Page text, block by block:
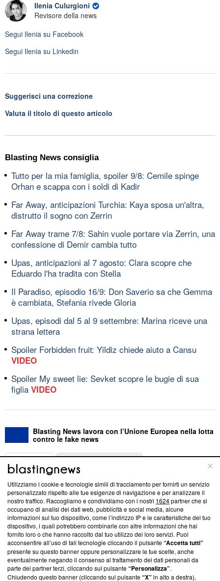
Ilenia Culurgioni
Revisore della news
Segui Ilenia su Facebook
Segui Ilenia su Linkedin
Suggerisci una correzione
Valuta il titolo di questo articolo
Blasting News consiglia
Tutto per la mia famiglia, spoiler 9/8: Cemile spinge
Orhan e scappa con i soldi di Kadir
Far Away, anticipazioni Turchia: Kaya sposa un'altra,
distrutto il sogno con Zerrin
Far Away trame 7/8: Sahin vuole portare via Zerrin, una
confessione di Demir cambia tutto
Upas, anticipazioni al 7 agosto: Clara scopre che
Eduardo l'ha tradita con Stella
Il Paradiso, episodio 16/9: Don Saverio sa che Gemma
è cambiata, Stefania rivede Gloria
Upas, episodi dal 5 al 9 settembre: Marina riceve una
strana lettera
Spoiler Forbidden fruit: Yildiz chiede aiuto a Cansu
VIDEO
Spoiler My sweet lie: Sevket scopre le bugie di sua
figlia VIDEO
Blasting News lavora con l’Unione Europea nella lotta
contro le fake news
ABOUT
Questa sezione offre informazioni trasparenti su Blasting
News, sui nostri processi editoriali e su come ci impegniamo a
creare news di qualità. Inoltre, afferma la nostra aderenza a
‘Trust Project - News with Integrity’Blasting News non è
ancora membro del programma, ma ha richiesto di farne
parte; Trust Project non ha ancora effettuato una verifica di
conformità agli standard.
Su di noi
Utilizziamo i cookie e tecnologie simili di tracciamento per fornirti un servizio
personalizzato rispetto alle tue esigenze di navigazione e per analizzare il
nostro traffico. Raccogliamo e condividiamo con i nostri 1624partner che si
occupano di analisi dei dati web, pubblicità e social media, alcune
informazioni sul tuo dispositivo, come l’indirizzo IP e le caratteristiche del tuo
dispositivo, i quali potrebbero combinarle con altre informazioni che hai
fornito loro o che hanno raccolto dal tuo utilizzo dei loro servizi. Puoi
acconsentire all’uso di tali tecnologie cliccando il pulsante“Accetta tutti”
presente su questo banner oppure personalizzare le tue scelte, anche
eventualmente negando il consenso al trattamento dei dati personali da
parte dei partner terzi, cliccando sul pulsante“Personalizza”.
Chiudendo questo banner (cliccando sul pulsante“X”in alto a destra),